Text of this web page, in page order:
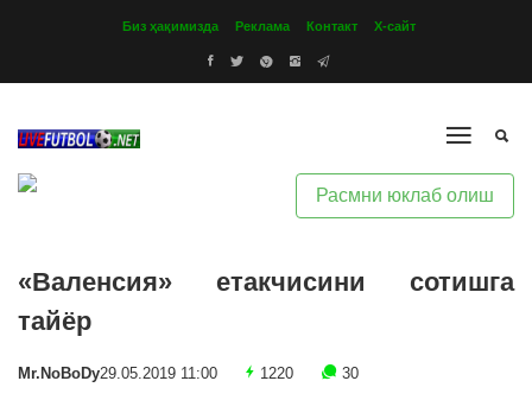
Биз ҳақимизда Реклама Контакт Х-сайт
Расмни юклаб олиш
«Валенсия» етакчисини сотишга
тайёр
Mr.NoBoDy29.05.2019 11:00 1220 30